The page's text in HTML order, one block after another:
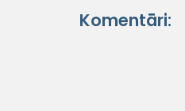
Komentāri: